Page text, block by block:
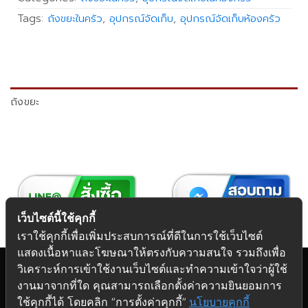
Tags: ถังขยะในครัว, อุปกรณ์จัดเก็บ, อุปกรณ์จัดเก็บห้องครัว
ถังขยะ
Copyright 2026 © Futuretech Intermarketing Co., Ltd.
เว็บไซต์นี้ใช้คุกกี้
เราใช้คุกกี้เพื่อเพิ่มประสบการณ์ที่ดีในการใช้เว็บไซต์
แสดงเนื้อหาและโฆษณาให้ตรงกับความสนใจ รวมถึงเพื่อ
วิเคราะห์การเข้าใช้งานเว็บไซต์และทำความเข้าใจว่าผู้ใช้
งานมาจากที่ใด คุณสามารถเลือกตั้งค่าความยินยอมการ
ใช้คุกกี้ได้ โดยคลิก “การตั้งค่าคุกกี้” นโยบายคุกกี้